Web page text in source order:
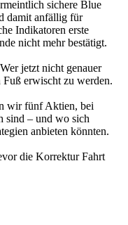
sichere Blue
damit anfällig für
Indikatoren erste
nicht mehr bestätigt.
jetzt nicht genauer
erwischt zu werden.
wir fünf Aktien, bei
sind – und wo sich
anbieten könnten.
die Korrektur Fahrt